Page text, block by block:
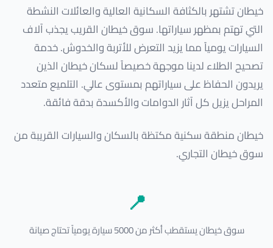
خيطان تشتهر بالكثافة السكانية العالية والعائلات النشطة
التي تهتم بمظهر سياراتها. سوق خيطان القريب يجذب آلاف
السيارات يومياً مما يزيد التعرض للأتربة والخدوش. خدمة
تصحيح الطلاء لدينا موجهة خصيصاً لسكان خيطان الذين
يريدون الحفاظ على سياراتهم بمستوى عالي. التلميع متعدد
المراحل يزيل كل آثار الدوامات والأكسدة بدقة فائقة.
خيطان منطقة سكنية مكتظة بالسكان والسيارات القريبة من
سوق خيطان التجاري.
📍
سوق خيطان يستقطب أكثر من 5000 سيارة يومياً تحتاج صيانة